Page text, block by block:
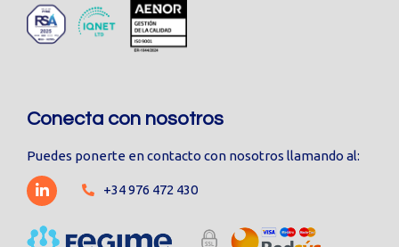
Conecta con nosotros
Puedes ponerte en contacto con nosotros llamando al:
+34 976 472 430